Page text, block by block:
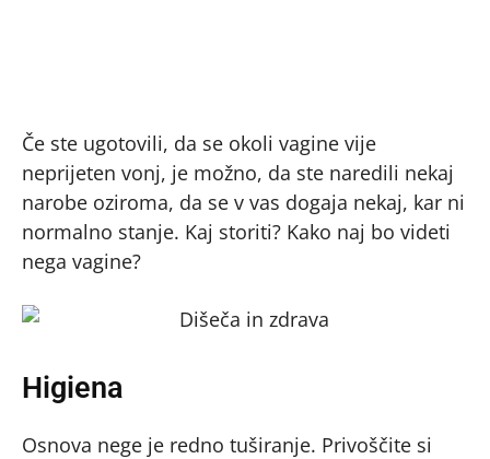
Če ste ugotovili, da se okoli vagine vije
neprijeten vonj, je možno, da ste naredili nekaj
narobe oziroma, da se v vas dogaja nekaj, kar ni
normalno stanje. Kaj storiti? Kako naj bo videti
nega vagine?
Higiena
Osnova nege je redno tuširanje. Privoščite si